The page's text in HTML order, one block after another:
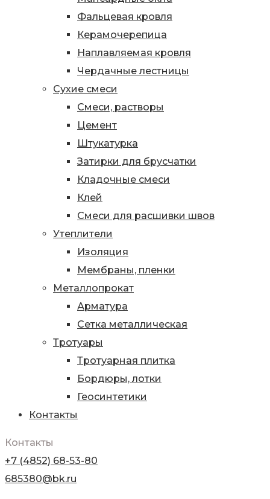
Фальцевая кровля
Керамочерепица
Наплавляемая кровля
Чердачные лестницы
Сухие смеси
Смеси, растворы
Цемент
Штукатурка
Затирки для брусчатки
Кладочные смеси
Клей
Смеси для расшивки швов
Утеплители
Изоляция
Мембраны, пленки
Металлопрокат
Арматура
Сетка металлическая
Тротуары
Тротуарная плитка
Бордюры, лотки
Геосинтетики
Контакты
Контакты
+7 (4852) 68-53-80
685380@bk.ru